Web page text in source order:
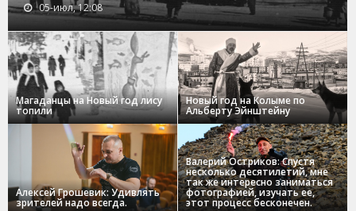
05-июл, 12:08
Магаданцы на Новый год лису
топили
Новый год на Колыме по
Альберту Эйнштейну
Алексей Грошевик: Удивлять
зрителей надо всегда.
Валерий Остриков: Спустя
несколько десятилетий, мне
так же интересно заниматься
фотографией, изучать ее,
этот процесс бесконечен.